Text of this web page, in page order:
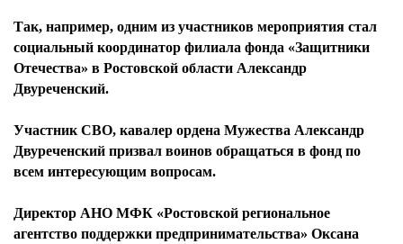
Так, например, одним из участников мероприятия стал
социальный координатор филиала фонда «Защитники
Отечества» в Ростовской области Александр
Двуреченский.
Участник СВО, кавалер ордена Мужества Александр
Двуреченский призвал воинов обращаться в фонд по
всем интересующим вопросам.
Директор АНО МФК «Ростовской региональное
агентство поддержки предпринимательства» Оксана